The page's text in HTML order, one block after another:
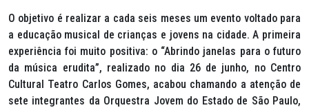
O objetivo é realizar a cada seis meses um evento voltado para
a educação musical de crianças e jovens na cidade. A primeira
experiência foi muito positiva: o “Abrindo janelas para o futuro
da música erudita”, realizado no dia 26 de junho, no Centro
Cultural Teatro Carlos Gomes, acabou chamando a atenção de
sete integrantes da Orquestra Jovem do Estado de São Paulo,